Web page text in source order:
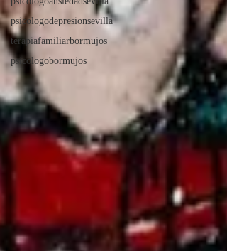
psicologodepresionsevilla
terapiafamiliarbormujos
psicologobormujos